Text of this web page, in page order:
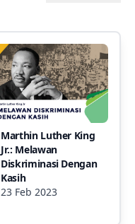
Marthin Luther King
Jr.: Melawan
Diskriminasi Dengan
Kasih
23 Feb 2023